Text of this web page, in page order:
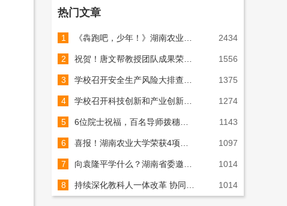
热门文章
1 2434
2 1556
3 1375
4 1274
5 1143
6 1097
7 1014
8 1014